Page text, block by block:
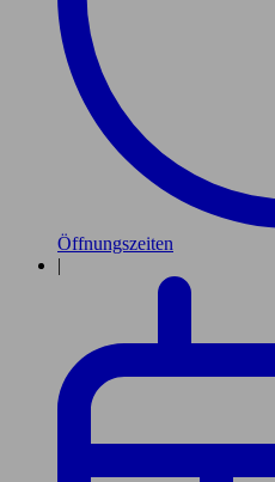
Öffnungszeiten
|